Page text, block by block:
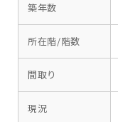
築年数
所在階/階数
間取り
現況